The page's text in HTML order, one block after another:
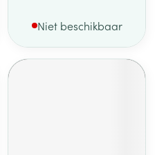
Niet beschikbaar